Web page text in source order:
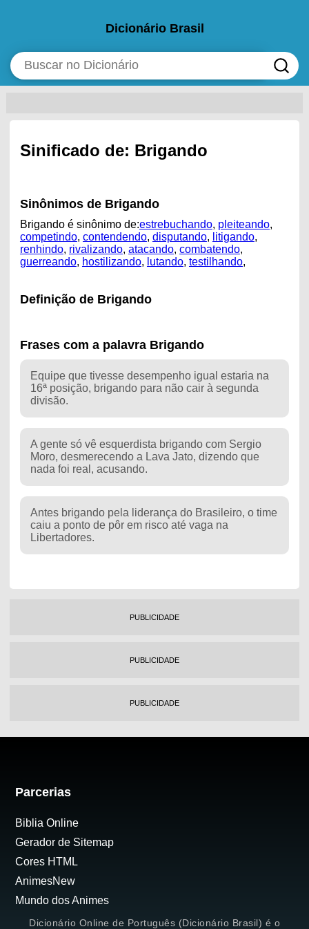
Dicionário Brasil
Sinificado de: Brigando
Sinônimos de Brigando
Brigando é sinônimo de:estrebuchando, pleiteando,
competindo, contendendo, disputando, litigando,
renhindo, rivalizando, atacando, combatendo,
guerreando, hostilizando, lutando, testilhando,
Definição de Brigando
Frases com a palavra Brigando
Equipe que tivesse desempenho igual estaria na
16ª posição, brigando para não cair à segunda
divisão.
A gente só vê esquerdista brigando com Sergio
Moro, desmerecendo a Lava Jato, dizendo que
nada foi real, acusando.
Antes brigando pela liderança do Brasileiro, o time
caiu a ponto de pôr em risco até vaga na
Libertadores.
PUBLICIDADE
PUBLICIDADE
PUBLICIDADE
Parcerias
Biblia Online
Gerador de Sitemap
Cores HTML
AnimesNew
Mundo dos Animes
Dicionário Online de Português (Dicionário Brasil) é o